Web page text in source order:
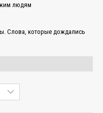
людям
Слова, которые дождались